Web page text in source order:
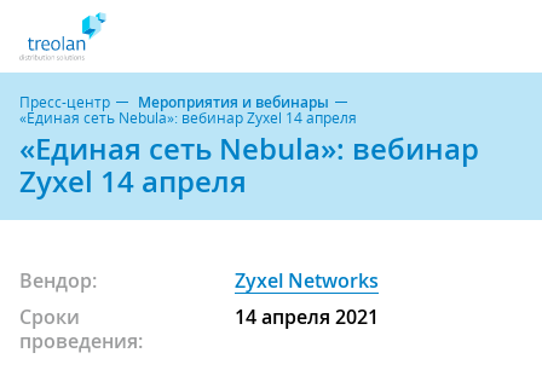
Пресс-центр Мероприятия и вебинары
«Единая сеть Nebula»: вебинар Zyxel 14 апреля
«Единая сеть Nebula»: вебинар
Zyxel 14 апреля
Вендор:
Zyxel Networks
Сроки
проведения:
14 апреля 2021